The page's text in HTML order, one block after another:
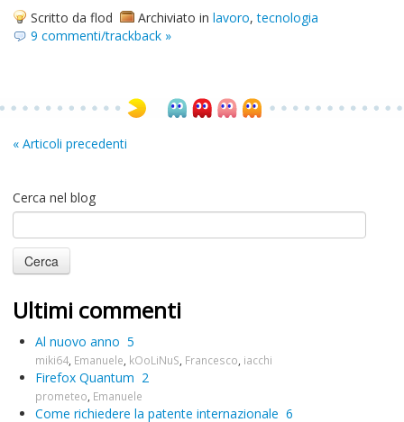
Scritto da flod
Archiviato in lavoro,tecnologia
9 commenti/trackback »
« Articoli precedenti
Cerca nel blog
Ultimi commenti
Al nuovo anno 5
miki64 Emanuele kOoLiNuS Francesco iacchi
Firefox Quantum 2
prometeo Emanuele
Come richiedere la patente internazionale 6